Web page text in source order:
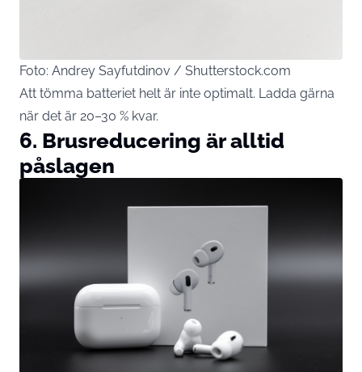
Foto: Andrey Sayfutdinov / Shutterstock.com
Att tömma batteriet helt är inte optimalt. Ladda gärna
när det är 20–30 % kvar.
6. Brusreducering är alltid
påslagen